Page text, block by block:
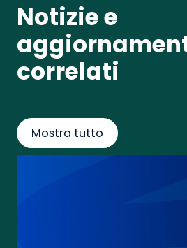
Notizie e
correlati
Mostra tutto